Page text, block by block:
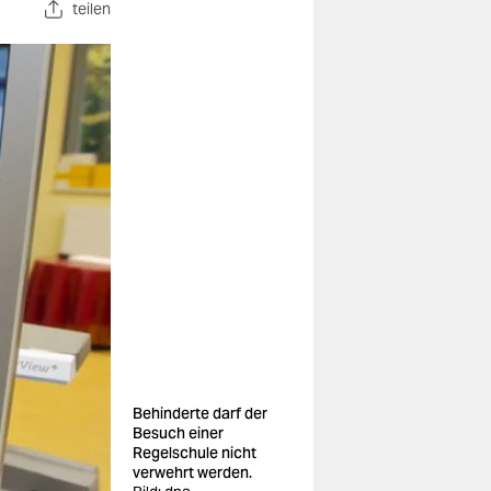
teilen
Behinderte darf der
Besuch einer
Regelschule nicht
verwehrt werden.